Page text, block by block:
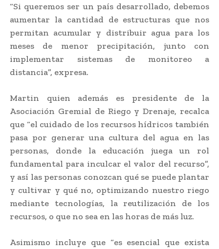
“Si queremos ser un país desarrollado, debemos
aumentar la cantidad de estructuras que nos
permitan acumular y distribuir agua para los
meses de menor precipitación, junto con
implementar sistemas de monitoreo a
distancia”, expresa.
Martin quien además es presidente de la
Asociación Gremial de Riego y Drenaje, recalca
que “el cuidado de los recursos hídricos también
pasa por generar una cultura del agua en las
personas, donde la educación juega un rol
fundamental para inculcar el valor del recurso”,
y así las personas conozcan qué se puede plantar
y cultivar y qué no, optimizando nuestro riego
mediante tecnologías, la reutilización de los
recursos, o que no sea en las horas de más luz.
Asimismo incluye que “es esencial que exista